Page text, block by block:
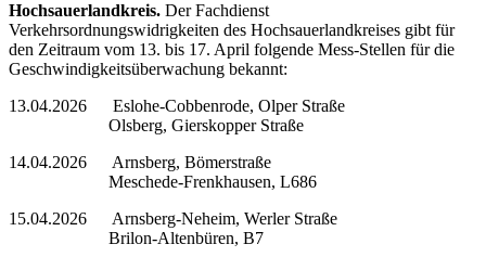
Hochsauerlandkreis. Der Fachdienst
Verkehrsordnungswidrigkeiten des Hochsauerlandkreises gibt für
den Zeitraum vom 13. bis 17. April folgende Mess-Stellen für die
Geschwindigkeitsüberwachung bekannt:
13.04.2026 Eslohe-Cobbenrode, Olper Straße
Olsberg, Gierskopper Straße
14.04.2026 Arnsberg, Bömerstraße
Meschede-Frenkhausen, L686
15.04.2026 Arnsberg-Neheim, Werler Straße
Brilon-Altenbüren, B7